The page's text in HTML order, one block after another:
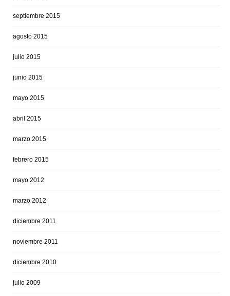
septiembre 2015
agosto 2015
julio 2015
junio 2015
mayo 2015
abril 2015
marzo 2015
febrero 2015
mayo 2012
marzo 2012
diciembre 2011
noviembre 2011
diciembre 2010
julio 2009